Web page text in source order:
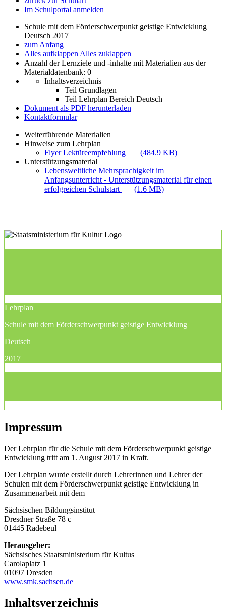
Im Schulportal anmelden
Schule mit dem Förderschwerpunkt geistige Entwicklung
Deutsch 2017
zum Anfang
Alles aufklappen Alles zuklappen
Anzahl der Lernziele und -inhalte mit Materialien aus der
Materialdatenbank: 0
Inhaltsverzeichnis
Teil Grundlagen
Teil Lehrplan Bereich Deutsch
Dokument als PDF herunterladen
Kontaktformular
Weiterführende Materialien
Hinweise zum Lehrplan
Flyer Lektüreempfehlung
(484.9 KB)
Unterstützungsmaterial
Lebensweltliche Mehrsprachigkeit im
Anfangsunterricht - Unterstützungsmaterial für einen
erfolgreichen Schulstart
(1.6 MB)
Lehrplan
Schule mit dem Förderschwerpunkt geistige Entwicklung
Deutsch
2017
Impressum
Der Lehrplan für die Schule mit dem Förderschwerpunkt geistige
Entwicklung tritt am 1. August 2017 in Kraft.
Der Lehrplan wurde erstellt durch Lehrerinnen und Lehrer der
Schulen mit dem Förderschwerpunkt geistige Entwicklung in
Zusammenarbeit mit dem
Sächsischen Bildungsinstitut
Dresdner Straße 78 c
01445 Radebeul
Herausgeber:
Sächsisches Staatsministerium für Kultus
Carolaplatz 1
01097 Dresden
www.smk.sachsen.de
Inhaltsverzeichnis